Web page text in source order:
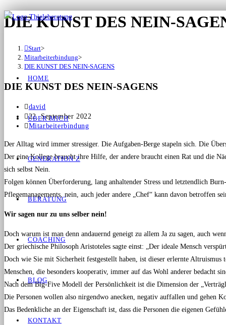
HOME
ÜBER MICH
GENERATION Z
BERATUNG
COACHING
BLOG
KONTAKT
DIE KUNST DES NEIN-
Start>
Mitarbeiterbindung>
DIE KUNST DES NEIN-SAGENS
DIE KUNST DES NEIN-SAGENS
david
22. September 2022
Mitarbeiterbindung
Der Alltag wird immer stressiger. Die Aufgaben-Berge stapeln sich. Die
Der eine Kollege braucht ihre Hilfe, der andere braucht einen Rat und die
sich selbst Nein.
Folgen können Überforderung, lang anhaltender Stress und letztendlich
Pflegemanagements, nein, auch jeder andere „Chef“ kann davon betroffen
Wir sagen nur zu uns selber nein!
Doch warum ist man denn andauernd geneigt zu allem Ja zu sagen, auch
Der griechische Philosoph Aristoteles sagte einst: „Der ideale Mensch
Doch wie Sie mit Sicherheit festgestellt haben, ist dieser erlernte Altruismus
Menschen, die besonders kooperativ, immer auf das Wohl anderer bedacht
Nach dem Big-Five Modell der Persönlichkeit ist die Dimension der
Die Personen wollen also nirgendwo anecken, negativ auffallen und gehen
Das Bedenkliche an der Eigenschaft ist, dass die Personen die eigenen